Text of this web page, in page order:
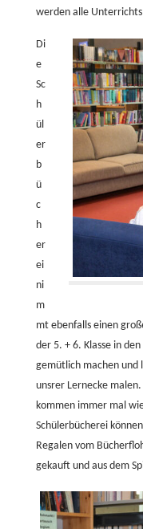
werden alle
Di
e
Sc
h
ül
er
b
ü
c
h
er
ei
ni
m
mt ebenfalls einen
der 5. + 6. Klasse in
gemütlich machen und
unsrer Lernecke
kommen immer mal
Schülerbücherei
Regalen vom
gekauft und aus dem